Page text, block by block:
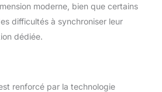
moderne, bien que certains
difficultés à synchroniser leur
dédiée.
renforcé par la technologie